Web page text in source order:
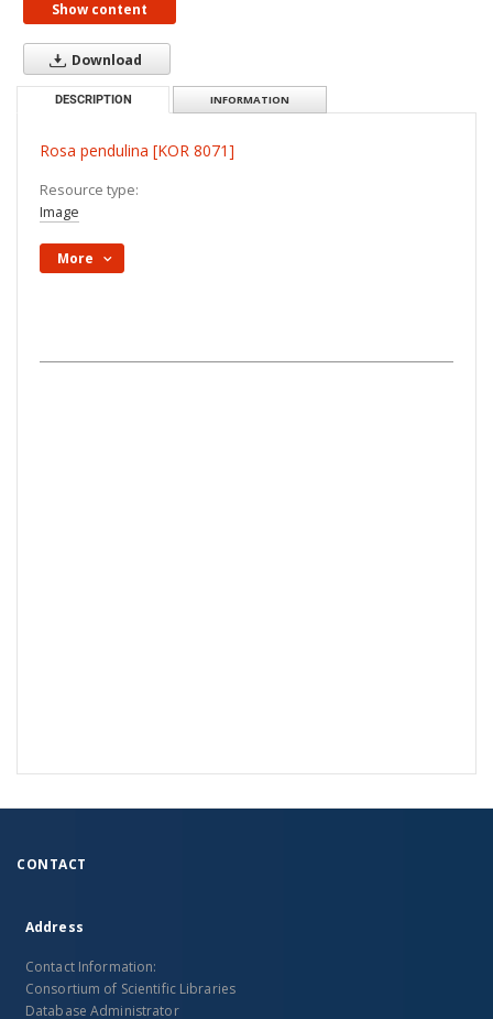
Show content
Download
DESCRIPTION INFORMATION
Rosa pendulina [KOR 8071]
Resource type:
Image
More
CONTACT
Address
Contact Information:
Consortium of Scientific Libraries
Database Administrator